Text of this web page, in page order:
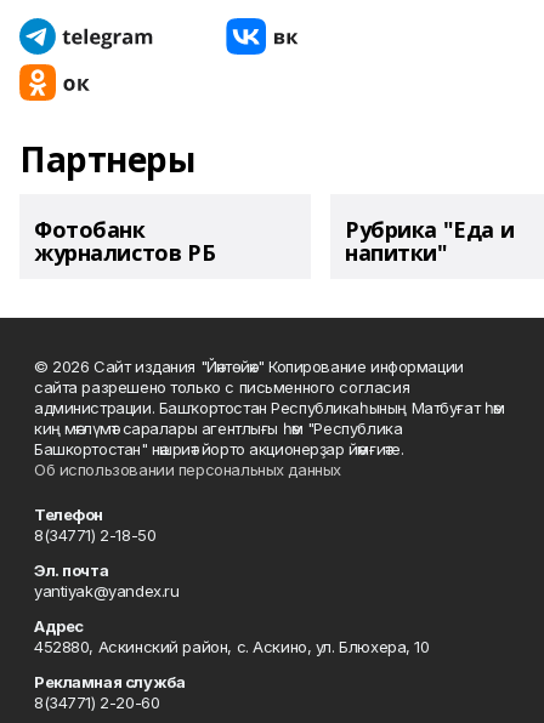
Партнеры
Фотобанк
журналистов РБ
Рубрика "Еда и
напитки"
© 2026 Сайт издания "Йәнтөйәк" Копирование информации
сайта разрешено только с письменного согласия
администрации. Башҡортостан Республикаһының Матбуғат һәм
киң мәғлүмәт саралары агентлығы һәм "Республика
Башкортостан" нәшриәт йорто акционерҙар йәмғиәте.
Об использовании персональных данных
Телефон
8(34771) 2-18-50
Эл. почта
yantiyak@yandex.ru
Адрес
452880, Аскинский район, с. Аскино, ул. Блюхера, 10
Рекламная служба
8(34771) 2-20-60